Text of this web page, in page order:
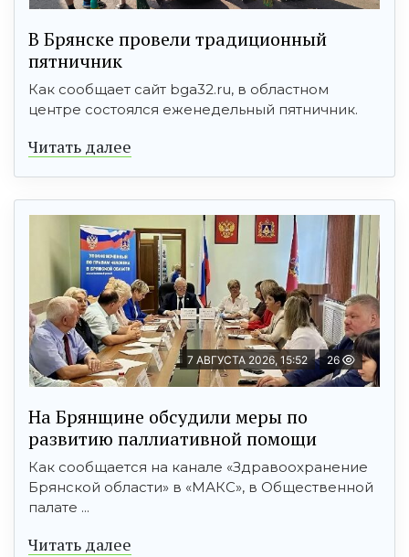
В Брянске провели традиционный
пятничник
Как сообщает сайт bga32.ru, в областном
центре состоялся еженедельный пятничник.
Читать далее
7 АВГУСТА 2026, 15:52 26
На Брянщине обсудили меры по
развитию паллиативной помощи
Как сообщается на канале «Здравоохранение
Брянской области» в «МАКС», в Общественной
палате ...
Читать далее